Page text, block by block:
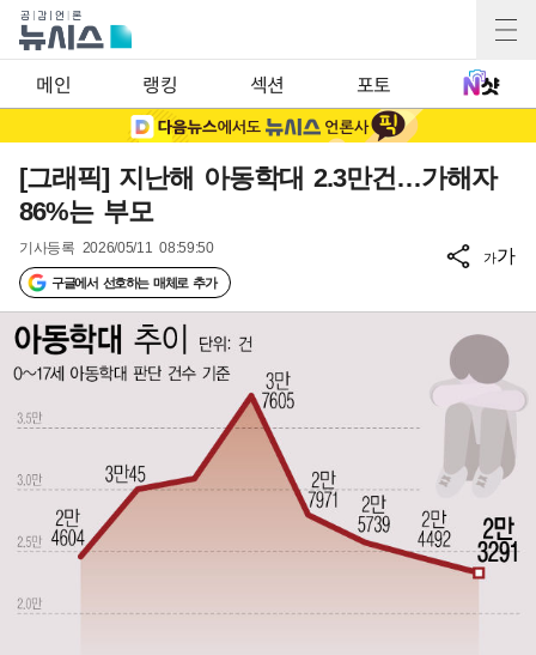
메인 랭킹 섹션 포토
[그래픽] 지난해 아동학대 2.3만건…가해자
86%는 부모
기사등록 2026/05/11 08:59:50
구글에서 선호하는 매체로 추가
가가